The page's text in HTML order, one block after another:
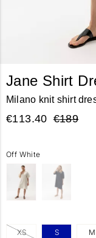
Jane Shirt
Milano knit shirt
€113.40 €189
Off White
XS S M